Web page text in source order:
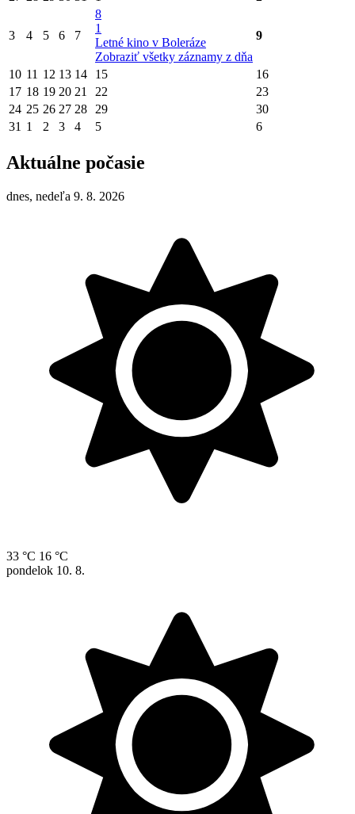
3 4 5 6 7
8
1
Letné kino v Boleráze
Zobraziť všetky záznamy z dňa
9
10 11 12 13 14 15
16
17 18 19 20 21 22
23
24 25 26 27 28 29
30
31 1 2 3 4 5 6
Aktuálne počasie
dnes, nedeľa 9. 8. 2026
33 °C 16 °C
pondelok 10. 8.